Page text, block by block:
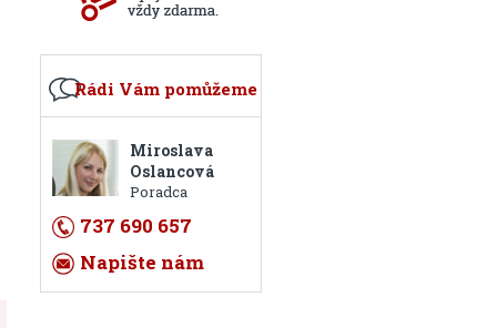
Rádi Vám pomůžeme
Miroslava
Oslancová
Poradca
737 690 657
Napište nám